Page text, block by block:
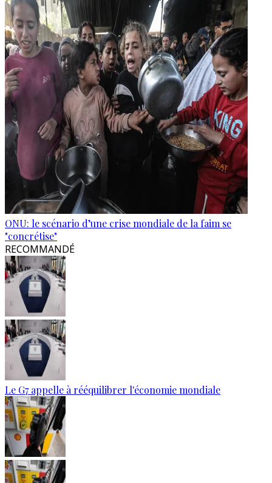
ONU: le scénario d’une crise mondiale de la faim se
"concrétise"
RECOMMANDÉ
Le G7 appelle à rééquilibrer l'économie mondiale